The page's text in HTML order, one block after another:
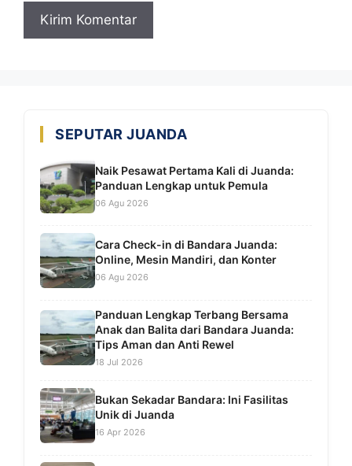
SEPUTAR JUANDA
Naik Pesawat Pertama Kali di Juanda:
Panduan Lengkap untuk Pemula
06 Agu 2026
Cara Check-in di Bandara Juanda:
Online, Mesin Mandiri, dan Konter
06 Agu 2026
Panduan Lengkap Terbang Bersama
Anak dan Balita dari Bandara Juanda:
Tips Aman dan Anti Rewel
18 Jul 2026
Bukan Sekadar Bandara: Ini Fasilitas
Unik di Juanda
16 Apr 2026